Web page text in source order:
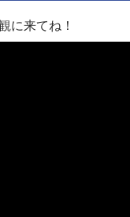
に来てね！